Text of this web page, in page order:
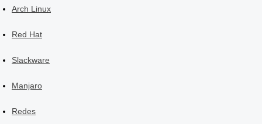
Arch Linux
Red Hat
Slackware
Manjaro
Redes